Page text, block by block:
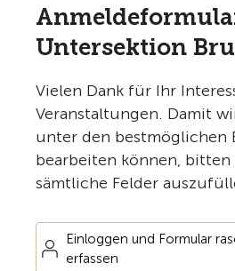
Untersektion
Vielen Dank für Ihr
Veranstaltungen. Damit
unter den bestmöglichen
bearbeiten können, bitten
sämtliche Felder
Einloggen und Formular
erfassen